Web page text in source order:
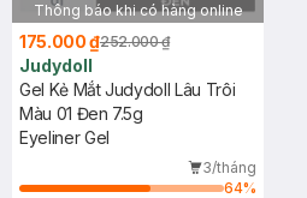
Thông báo khi có hàng online
175.000 ₫252.000 ₫
Judydoll
Gel Kẻ Mắt Judydoll Lâu Trôi
Màu 01 Đen 7.5g
Eyeliner Gel
3/tháng
64%